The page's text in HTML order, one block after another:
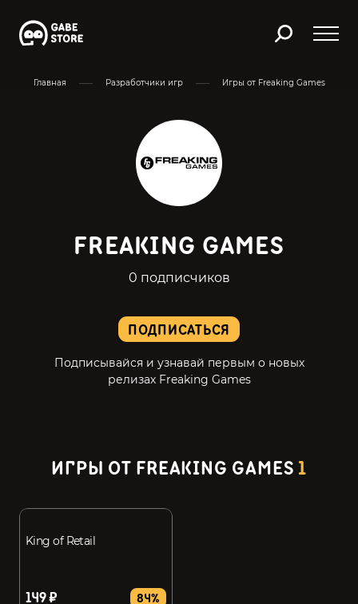
Главная Разработчики игр Игры от Freaking Games
ПОДПИСАТЬСЯ
Подписывайся и узнавай первым о новых
релизах Freaking Games
FREAKING GAMES
0 подписчиков
ИГРЫ ОТ FREAKING GAMES1
King of Retail
149 ₽ 84%